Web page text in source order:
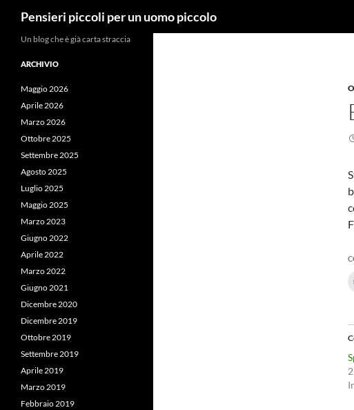
Pensieri piccoli per un uomo piccolo
Un blog che è già carta straccia
ARCHIVIO
Maggio 2026
Aprile 2026
Marzo 2026
Ottobre 2025
Settembre 2025
Agosto 2025
Luglio 2025
Maggio 2025
Marzo 2023
Giugno 2022
Aprile 2022
Marzo 2022
Giugno 2021
Dicembre 2020
Dicembre 2019
Ottobre 2019
Settembre 2019
Aprile 2019
Marzo 2019
Febbraio 2019